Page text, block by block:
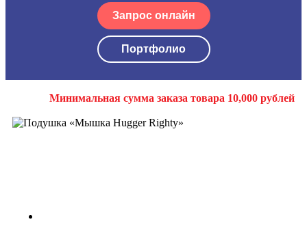
Запрос онлайн
Портфолио
Минимальная сумма заказа товара 10,000 рублей